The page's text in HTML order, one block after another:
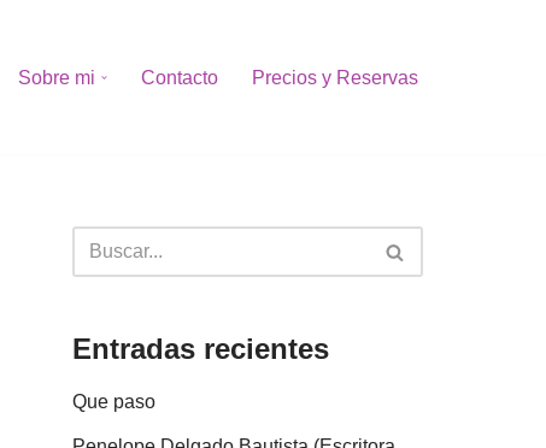
Sobre mi Contacto Precios y Reservas
Entradas recientes
Que paso